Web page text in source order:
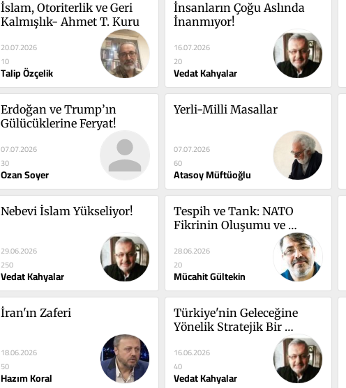
İslam, Otoriterlik ve Geri
Kalmışlık- Ahmet T. Kuru
20.07.2026
10
Talip Özçelik
İnsanların Çoğu Aslında
İnanmıyor!
16.07.2026
20
Vedat Kahyalar
Erdoğan ve Trump’ın
Gülücüklerine Feryat!
07.07.2026
30
Ozan Soyer
Yerli-Milli Masallar
07.07.2026
60
Atasoy Müftüoğlu
Nebevi İslam Yükseliyor!
29.06.2026
250
Vedat Kahyalar
Tespih ve Tank: NATO
Fikrinin Oluşumu ve
Seçkin Ağlarla İlişkisi
28.06.2026
20
Mücahit Gültekin
İran'ın Zaferi
18.06.2026
50
Hazım Koral
Türkiye'nin Geleceğine
Yönelik Stratejik Bir
16.06.2026
40
Vedat Kahyalar